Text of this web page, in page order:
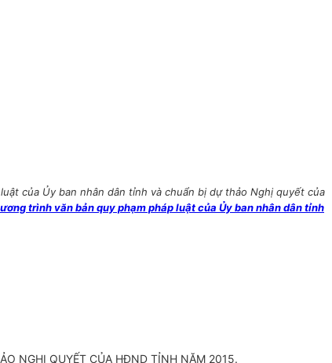
của Ủy ban nhân dân tỉnh và chuẩn bị dự thảo Nghị quyết của
trình văn bản quy phạm pháp luật của Ủy ban nhân dân tỉnh
NGHỊ QUYẾT CỦA HĐND TỈNH NĂM 2015.